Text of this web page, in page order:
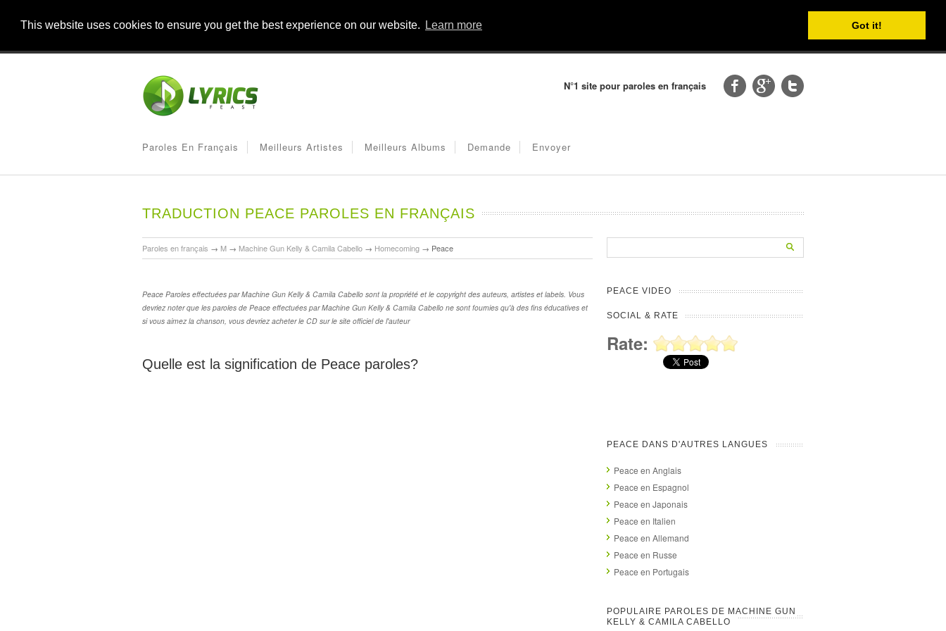
This website uses cookies to ensure you get the best experience on our website. Learn more Got it!
N°1 site pour paroles en français
Paroles En Français Meilleurs Artistes Meilleurs Albums Demande Envoyer
TRADUCTION PEACE PAROLES EN FRANÇAIS
Paroles en français → M → Machine Gun Kelly & Camila Cabello → Homecoming → Peace
Peace Paroles effectuées par Machine Gun Kelly & Camila Cabello sont la propriété et le copyright des auteurs, artistes et labels. Vous
devriez noter que les paroles de Peace effectuées par Machine Gun Kelly & Camila Cabello ne sont fournies qu'à des fins éducatives et
si vous aimez la chanson, vous devriez acheter le CD sur le site officiel de l'auteur
Quelle est la signification de Peace paroles?
PEACE VIDEO
SOCIAL & RATE
Rate:
PEACE DANS D'AUTRES LANGUES
Peace en Anglais
Peace en Espagnol
Peace en Japonais
Peace en Italien
Peace en Allemand
Peace en Russe
Peace en Portugais
POPULAIRE PAROLES DE MACHINE GUN
KELLY & CAMILA CABELLO